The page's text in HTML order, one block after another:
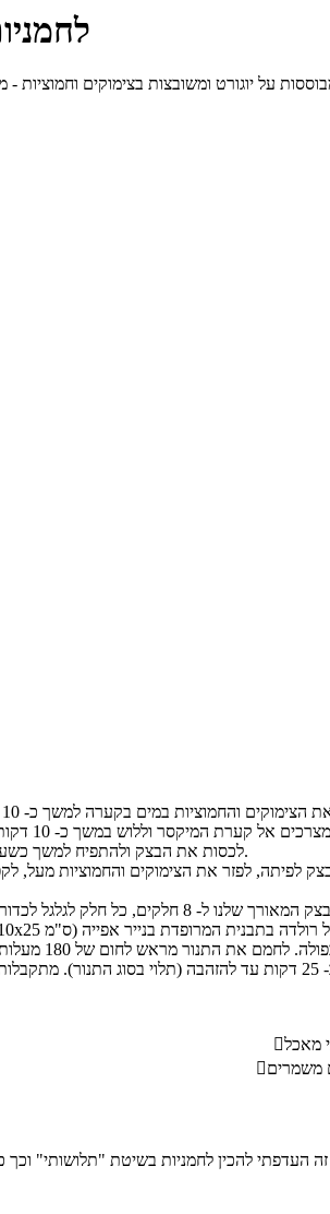
ומשובצות בצימוקים וחמוציות - מרקמן רך כעננים והן
לכסות את הבצק ולהתפיח למשך כשעתיים לפחות עד להתפחה כפולה.
מאכל
משמרים